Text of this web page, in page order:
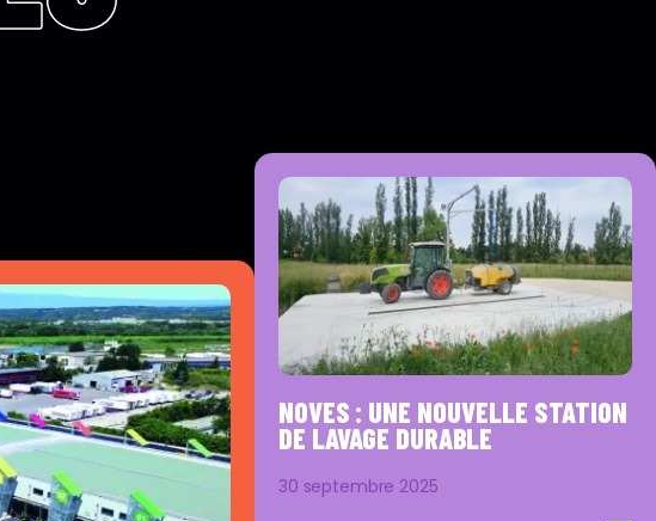
NOVES : UNE NOUVELLE STATION
DE LAVAGE DURABLE
30 septembre 2025